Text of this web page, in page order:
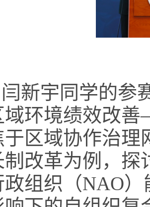
新宇同学的参
域环境绩效改
于区域协作治理
改革为例 ，探
政组织 （NAO）